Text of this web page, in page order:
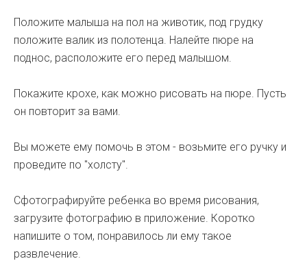
Положите малыша на пол на животик, под грудку
положите валик из полотенца. Налейте пюре на
поднос, расположите его перед малышом.
Покажите крохе, как можно рисовать на пюре. Пусть
он повторит за вами.
Вы можете ему помочь в этом - возьмите его ручку и
проведите по "холсту".
Сфотографируйте ребенка во время рисования,
загрузите фотографию в приложение. Коротко
напишите о том, понравилось ли ему такое
развлечение.